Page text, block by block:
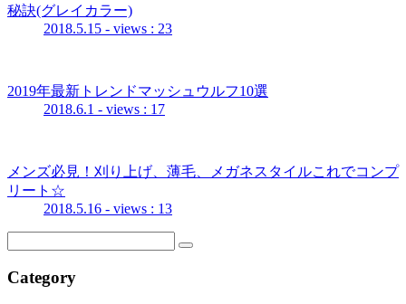
秘訣(グレイカラー)
2018.5.15 - views : 23
2019年最新トレンドマッシュウルフ10選
2018.6.1 - views : 17
メンズ必見！刈り上げ、薄毛、メガネスタイルこれでコンプ
リート☆
2018.5.16 - views : 13
Category